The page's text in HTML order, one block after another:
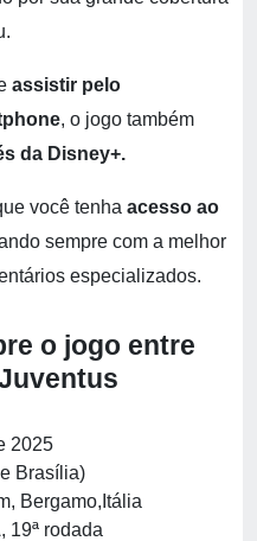
assistir pelo
, o jogo também
da Disney+.
você tenha acesso ao
sempre com a melhor
especializados.
o jogo entre
2025
Brasília)
Bergamo,Itália
19ª rodada